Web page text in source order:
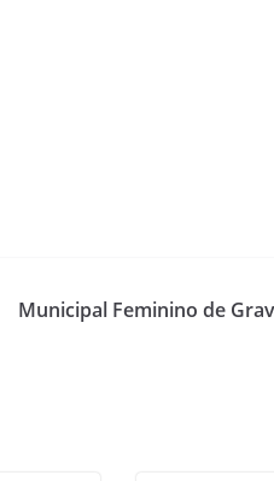
Municipal Feminino de